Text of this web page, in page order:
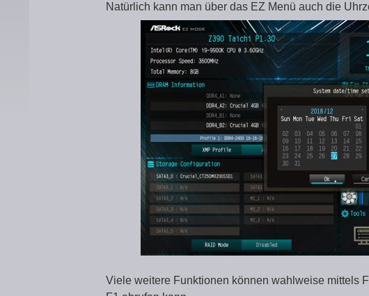
Natürlich kann man über das EZ Menü auch die
Viele weitere Funktionen können wahlweise mittels